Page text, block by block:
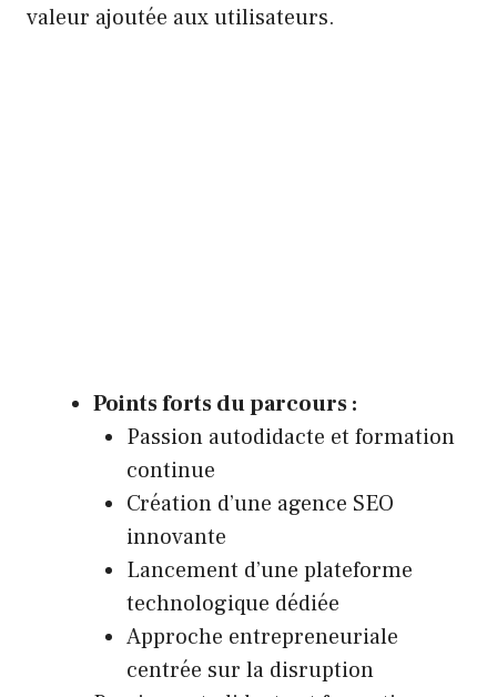
valeur ajoutée aux utilisateurs.
Points forts du parcours :
Passion autodidacte et formation
continue
Création d’une agence SEO
innovante
Lancement d’une plateforme
technologique dédiée
Approche entrepreneuriale
centrée sur la disruption